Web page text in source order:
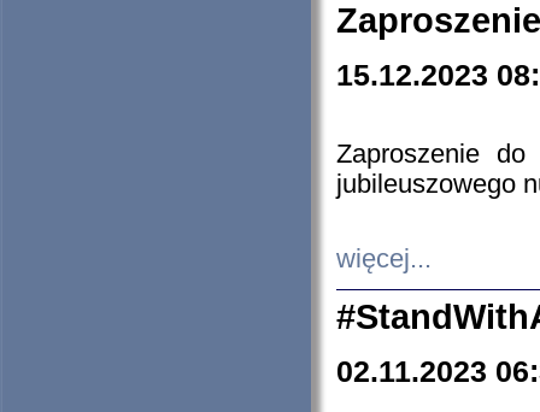
15.12.2023
Zaproszenie do
jubileuszowego
więcej...
02.11.2023